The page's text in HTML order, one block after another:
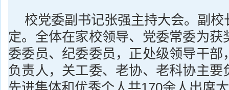
校党委副书记张强主持大会。副
定。全体在家校领导、党委常委为获
委委员、纪委委员，正处级领导干部
负责人，关工委、老协、老科协主要